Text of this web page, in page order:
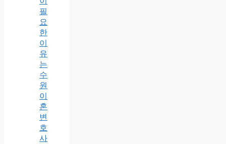
필
요
한
이
유
는
수
원
이
혼
변
호
사